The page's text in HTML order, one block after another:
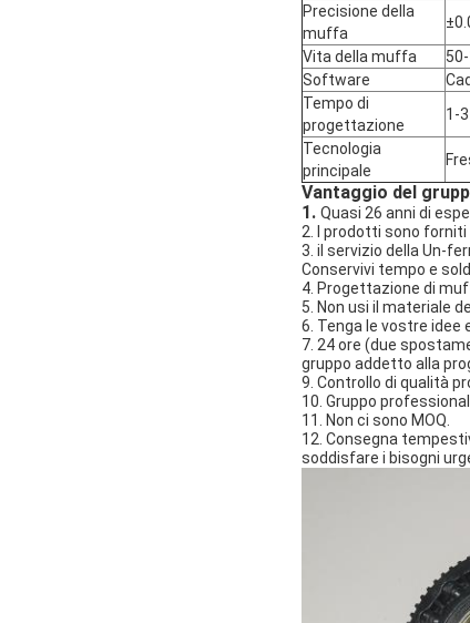
Precisione della
muffa
Vita della muffa
Software
Tempo di
progettazione
1-
Tecnologia
principale
Vantaggio del
1. Quasi 26 anni di
2. I prodotti sono forniti
3. il servizio della Un-
Conservivi tempo e
4. Progettazione di
5. Non usi il materiale
6. Tenga le vostre idee
7. 24 ore (due
gruppo addetto alla
9. Controllo di qualità
10. Gruppo
11. Non ci sono MOQ.
12. Consegna
soddisfare i bisogni